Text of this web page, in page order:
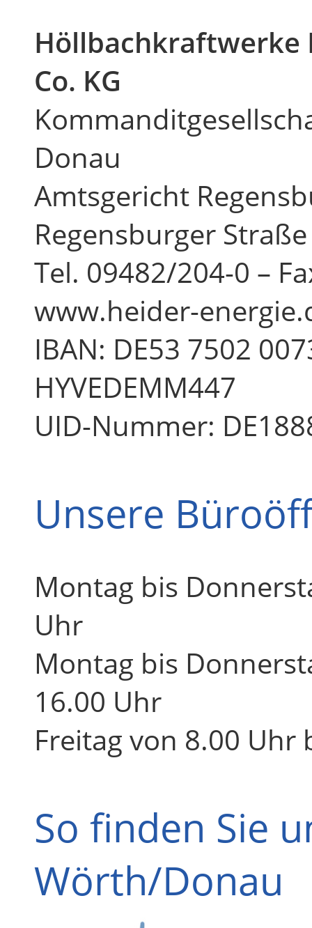
Höllbachkraftwerke
Co. KG
Donau
Amtsgericht
Regensburger
Tel. 09482/204-0 –
www.heider-
IBAN: DE53 7502
HYVEDEMM447
UID-Nummer:
Unsere
Montag bis
Uhr
Montag bis
16.00 Uhr
Freitag von 8.00 Uhr
So finden Sie
Wörth/Donau